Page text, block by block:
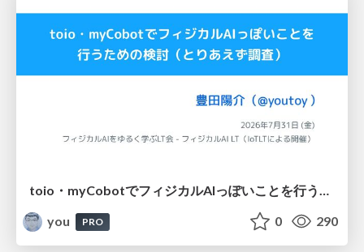
you
PRO 0 290